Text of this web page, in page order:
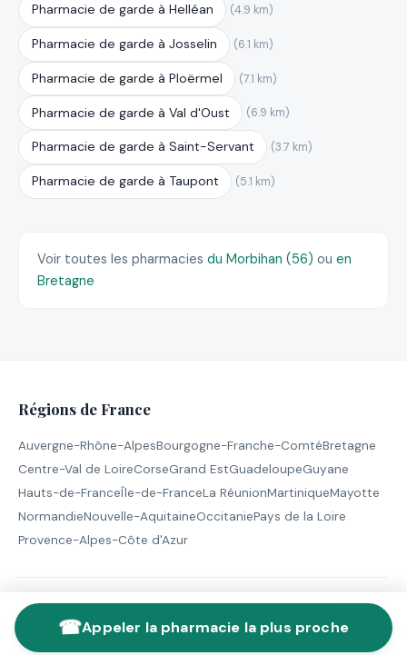
☎Appeler la pharmacie la plus proche
Pharmacie de garde à Helléan (4.9 km)
Pharmacie de garde à Josselin (6.1 km)
Pharmacie de garde à Ploërmel (7.1 km)
Pharmacie de garde à Val d'Oust (6.9 km)
Pharmacie de garde à Saint-Servant (3.7 km)
Pharmacie de garde à Taupont (5.1 km)
Voir toutes les pharmacies du Morbihan (56) ou en
Bretagne
Régions de France
Auvergne-Rhône-AlpesBourgogne-Franche-ComtéBretagne
Centre-Val de LoireCorseGrand EstGuadeloupeGuyane
Hauts-de-FranceÎle-de-FranceLa RéunionMartiniqueMayotte
NormandieNouvelle-AquitaineOccitaniePays de la Loire
Provence-Alpes-Côte d'Azur
© 2026 Pharmacie de Garde - Tous droits réservés |Mentions
légales